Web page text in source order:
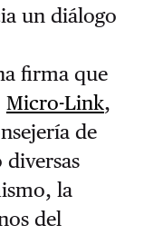
un diálogo
firma que
Micro-Link,
de
la
del